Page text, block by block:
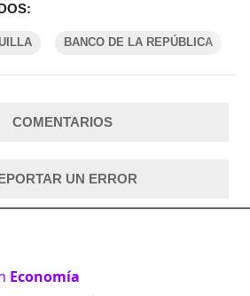
BANCO DE LA REPÚBLICA
COMENTARIOS
UN ERROR
Economía